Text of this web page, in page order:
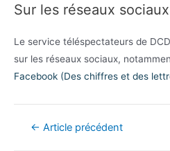
Sur les réseaux sociaux
Le service téléspectateurs de
sur les réseaux sociaux,
Facebook (Des chiffres et des
Navigation
← Article précédent